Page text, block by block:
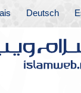
Deutsch
عشر